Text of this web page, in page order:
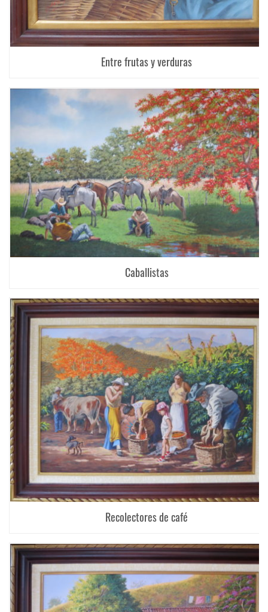
Entre frutas y verduras
Caballistas
Recolectores de café